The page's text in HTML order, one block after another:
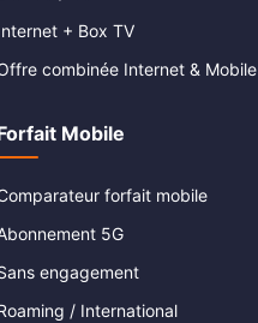
+ Box TV
combinée Internet & Mobile
Mobile
forfait mobile
5G
engagement
/ International